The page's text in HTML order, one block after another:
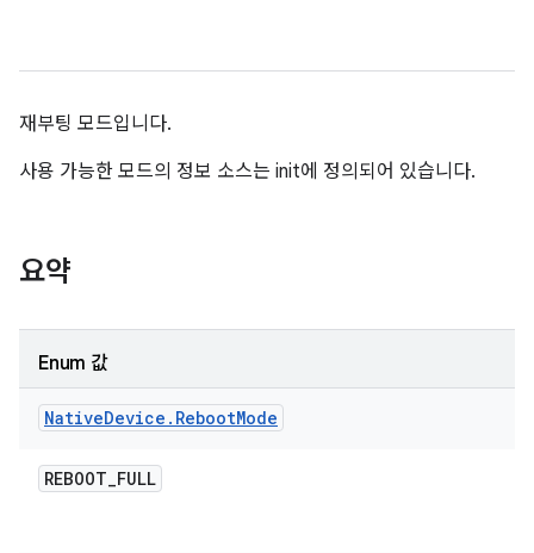
재부팅 모드입니다.
사용 가능한 모드의 정보 소스는 init에 정의되어 있습니다.
요약
Enum 값
NativeDevice . RebootMode
REBOOT_FULL